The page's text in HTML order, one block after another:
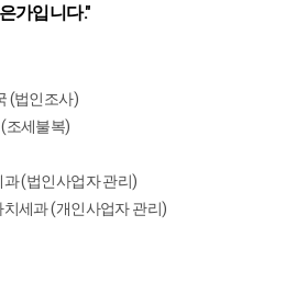
가입니다."
(법인조사)
조세불복)
(법인사업자 관리)
세과 (개인사업자 관리)